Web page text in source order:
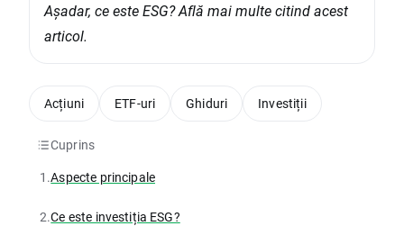
Așadar, ce este ESG? Află mai multe citind acest
articol.
Cuprins
1.Aspecte principale
2.Ce este investiția ESG?
Acțiuni ETF-uri Ghiduri Investiții